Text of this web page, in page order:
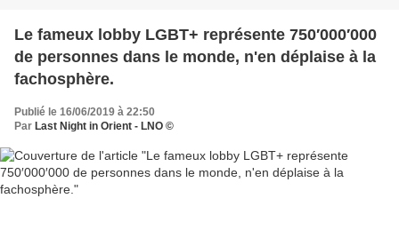
Le fameux lobby LGBT+ représente 750′000′000
de personnes dans le monde, n'en déplaise à la
fachosphère.
Publié le 16/06/2019 à 22:50
Par Last Night in Orient - LNO ©